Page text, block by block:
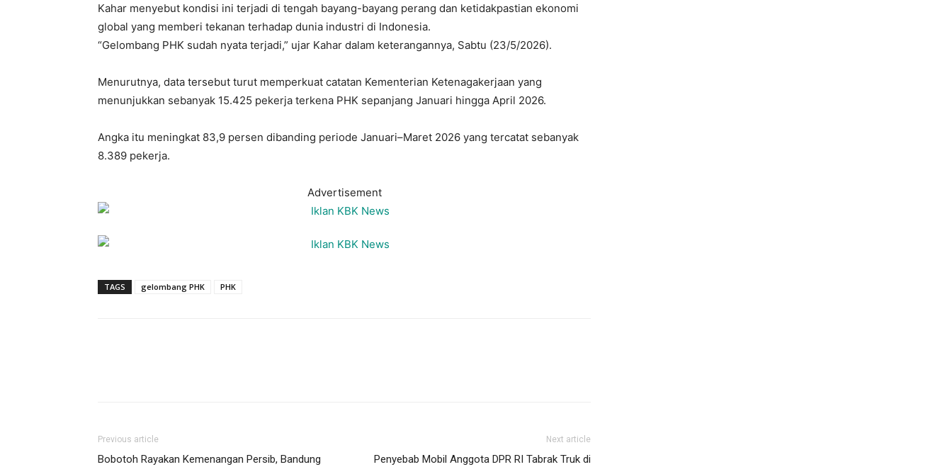
Kahar menyebut kondisi ini terjadi di tengah bayang-bayang perang dan ketidakpastian ekonomi
global yang memberi tekanan terhadap dunia industri di Indonesia.
“Gelombang PHK sudah nyata terjadi,” ujar Kahar dalam keterangannya, Sabtu (23/5/2026).
Menurutnya, data tersebut turut memperkuat catatan Kementerian Ketenagakerjaan yang
menunjukkan sebanyak 15.425 pekerja terkena PHK sepanjang Januari hingga April 2026.
Angka itu meningkat 83,9 persen dibanding periode Januari–Maret 2026 yang tercatat sebanyak
8.389 pekerja.
Advertisement
TAGS gelombang PHK PHK
Previous article
Bobotoh Rayakan Kemenangan Persib, Bandung
Next article
Penyebab Mobil Anggota DPR RI Tabrak Truk di